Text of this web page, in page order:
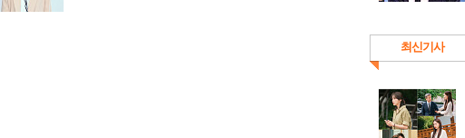
최신기사